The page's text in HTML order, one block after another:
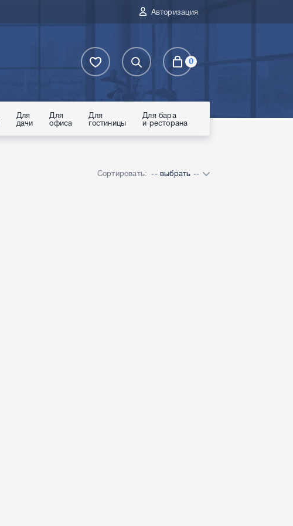
Авторизация
0
Для
дачи
Для
офиса
Для
гостиницы
Для бара
и ресторана
Сортировать: -- выбрать --